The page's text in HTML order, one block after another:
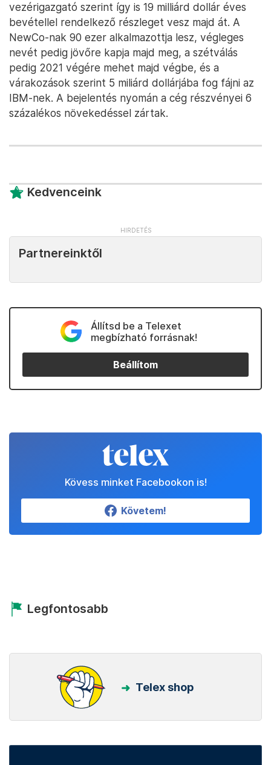
vezérigazgató szerint így is 19 milliárd dollár éves
bevétellel rendelkező részleget vesz majd át. A
NewCo-nak 90 ezer alkalmazottja lesz, végleges
nevét pedig jövőre kapja majd meg, a szétválás
pedig 2021 végére mehet majd végbe, és a
várakozások szerint 5 miliárd dollárjába fog fájni az
IBM-nek. A bejelentés nyomán a cég részvényei 6
százalékos növekedéssel zártak.
Kedvenceink
Partnereinktől
Állítsd be a Telexet
megbízható forrásnak!
Beállítom
Kövess minket Facebookon is!
Követem!
Legfontosabb
Telex shop